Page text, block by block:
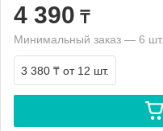
4 390 ₸
Минимальный заказ — 6 шт.
3 380 ₸ от 12 шт.